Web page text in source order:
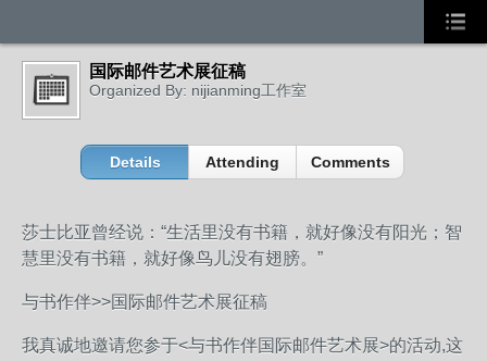
国际邮件艺术展征稿
Organized By: nijianming工作室
Details Attending Comments
莎士比亚曾经说：“生活里没有书籍，就好像没有阳光；智
慧里没有书籍，就好像鸟儿没有翅膀。”
与书作伴>>国际邮件艺术展征稿
我真诚地邀请您参于<与书作伴国际邮件艺术展>的活动,这